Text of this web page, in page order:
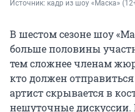
Источник: кадр из шоу «Маска»
В шестом сезоне шоу
больше половины
тем сложнее членам
кто должен
артист скрывается в
нешуточные